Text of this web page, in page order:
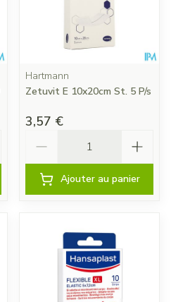
Hartmann
Zetuvit E 10x20cm St. 5 P/s
3,57 €
Ajouter au panier